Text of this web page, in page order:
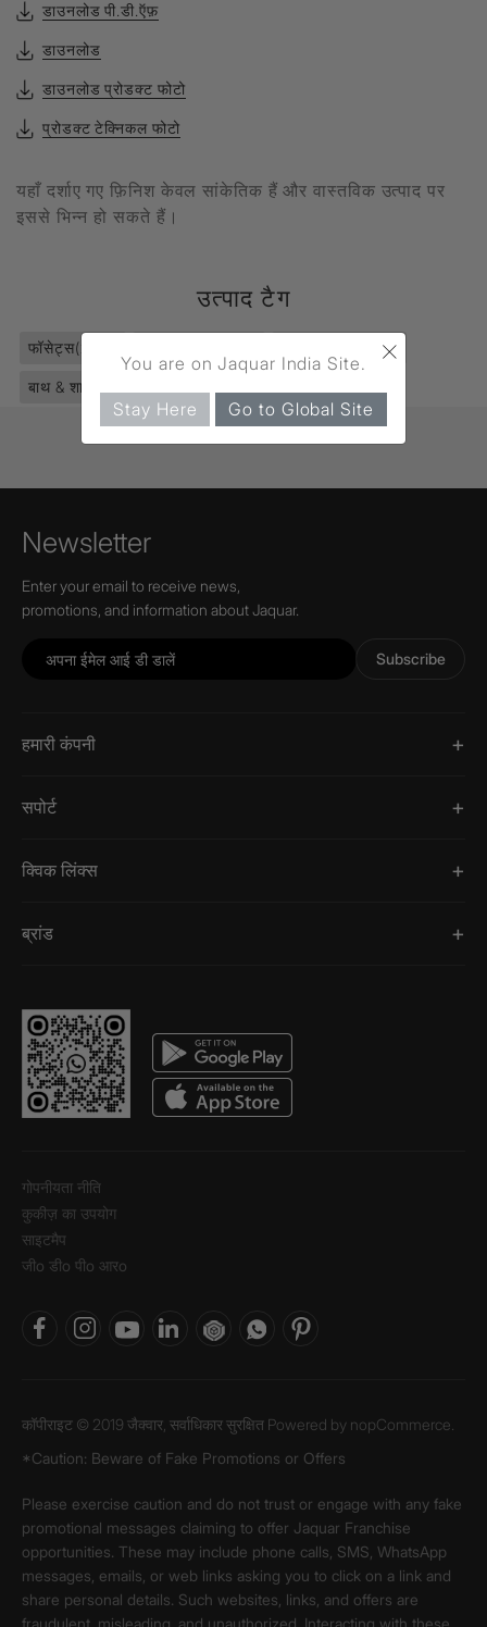
डाउनलोड पी.डी.ऍफ़
डाउनलोड
डाउनलोड प्रोडक्ट फोटो
प्रोडक्ट टेक्निकल फोटो
यहाँ दर्शाए गए फ़िनिश केवल सांकेतिक हैं और वास्तविक उत्पाद पर
इससे भिन्न हो सकते हैं।
उत्पाद टैग
फॉसेट्स(2811) (1295)
बाथ & शावर एरिया
Newsletter
Enter your email to receive news,
promotions, and information about Jaquar.
Subscribe
हमारी कंपनी
सपोर्ट
क्विक लिंक्स
ब्रांड
गोपनीयता नीति
कुकीज़ का उपयोग
साइटमैप
जीo डीo पीo आरo
कॉपीराइट © 2019 जैक्वार, सर्वाधिकार सुरक्षित Powered by nopCommerce.
*Caution: Beware of Fake Promotions or Offers
Please exercise caution and do not trust or engage with any fake
promotional messages claiming to offer Jaquar Franchise
opportunities. These may include phone calls, SMS, WhatsApp
messages, emails, or web links asking you to click on a link and
share personal details. Such websites, links, and offers are
fraudulent, misleading, and unauthorized. Interacting with these
×
You are on Jaquar India Site.
Stay Here Go to Global Site